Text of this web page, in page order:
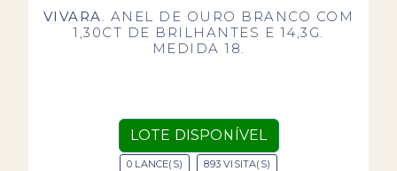
VIVARA. ANEL DE OURO BRANCO COM
1,30CT DE BRILHANTES E 14,3G.
MEDIDA 18.
LOTE DISPONÍVEL
0 LANCE(S) 893 VISITA(S)